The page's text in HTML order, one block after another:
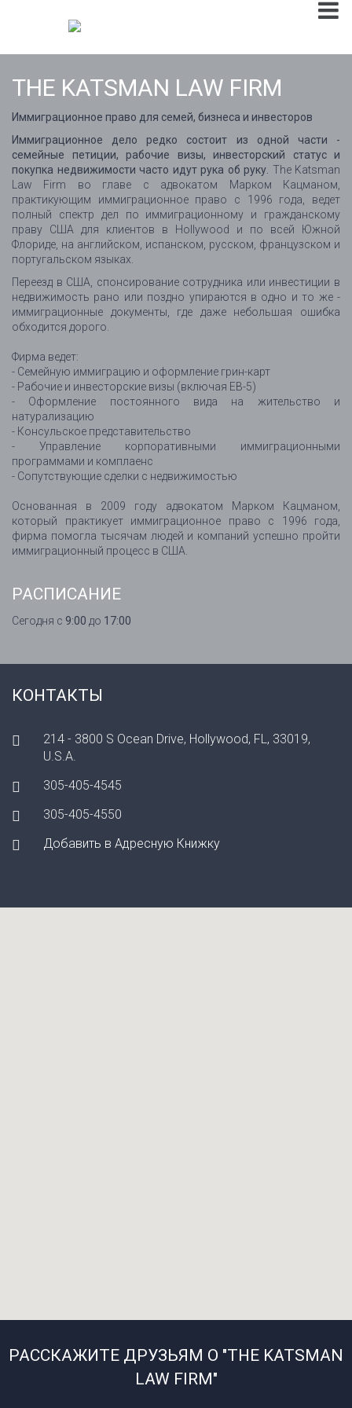
THE KATSMAN LAW FIRM
Иммиграционное право для семей, бизнеса и инвесторов
Иммиграционное дело редко состоит из одной части -
семейные петиции, рабочие визы, инвесторский статус и
покупка недвижимости часто идут рука об руку. The Katsman
Law Firm во главе с адвокатом Марком Кацманом,
практикующим иммиграционное право с 1996 года, ведет
полный спектр дел по иммиграционному и гражданскому
праву США для клиентов в Hollywood и по всей Южной
Флориде, на английском, испанском, русском, французском и
португальском языках.
Переезд в США, спонсирование сотрудника или инвестиции в
недвижимость рано или поздно упираются в одно и то же -
иммиграционные документы, где даже небольшая ошибка
обходится дорого.
Фирма ведет:
- Семейную иммиграцию и оформление грин-карт
- Рабочие и инвесторские визы (включая EB-5)
- Оформление постоянного вида на жительство и
натурализацию
- Консульское представительство
- Управление корпоративными иммиграционными
программами и комплаенс
- Сопутствующие сделки с недвижимостью
Основанная в 2009 году адвокатом Марком Кацманом,
который практикует иммиграционное право с 1996 года,
фирма помогла тысячам людей и компаний успешно пройти
иммиграционный процесс в США.
РАСПИСАНИЕ
Сегодня с 9:00 до 17:00
КОНТАКТЫ
214 - 3800 S Ocean Drive, Hollywood, FL, 33019,
U.S.A.
305-405-4545
305-405-4550
Добавить в Адресную Книжку
РАССКАЖИТЕ ДРУЗЬЯМ О "THE KATSMAN
LAW FIRM"